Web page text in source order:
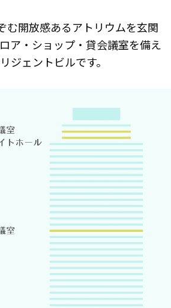
む開放感あるアトリウムを玄関
ア・ショップ・貸会議室を備え
ジェントビルです。